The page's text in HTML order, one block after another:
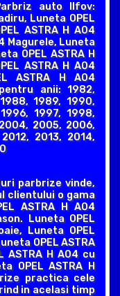
auto Ilfov:
Luneta OPEL
ASTRA H A04
Magurele, Luneta
OPEL ASTRA H
ASTRA H A04
ASTRA H A04
anii: 1982,
1989, 1990,
1997, 1998,
2005, 2006,
2013, 2014,
parbrize vinde,
clientului o gama
ASTRA H A04
Luneta OPEL
Luneta OPEL
OPEL ASTRA
ASTRA H A04 cu
OPEL ASTRA H
practica cele
in acelasi timp